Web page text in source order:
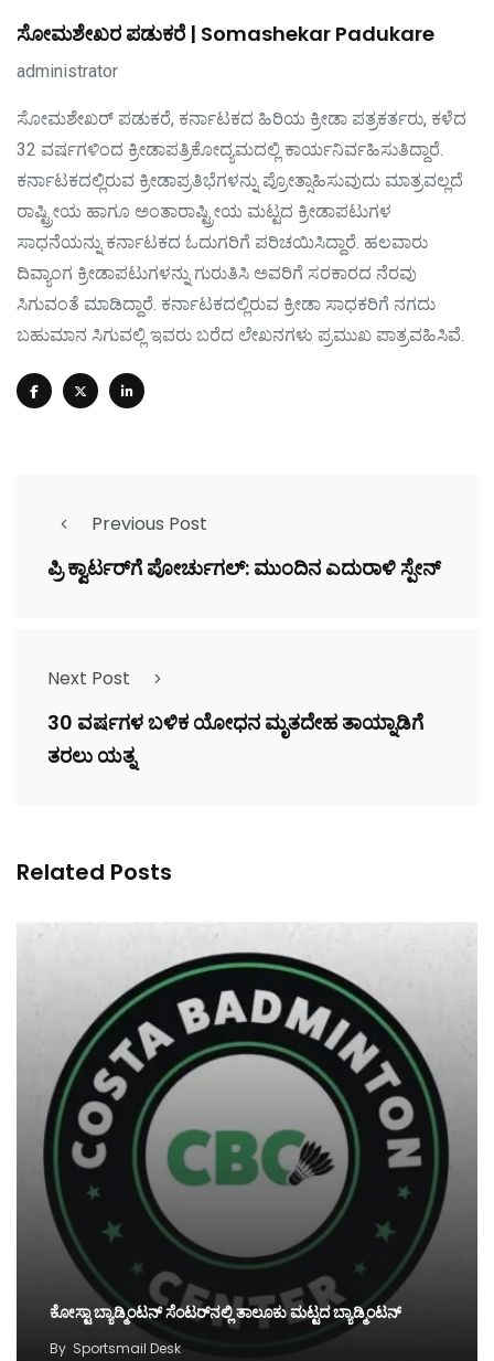
ಸೋಮಶೇಖರ ಪಡುಕರೆ | Somashekar Padukare
administrator
ಸೋಮಶೇಖರ್‌ ಪಡುಕರೆ, ಕರ್ನಾಟಕದ ಹಿರಿಯ ಕ್ರೀಡಾ ಪತ್ರಕರ್ತರು, ಕಳೆದ
32 ವರ್ಷಗಳಿಂದ ಕ್ರೀಡಾಪತ್ರಿಕೋದ್ಯಮದಲ್ಲಿ ಕಾರ್ಯನಿರ್ವಹಿಸುತಿದ್ದಾರೆ.
ಕರ್ನಾಟಕದಲ್ಲಿರುವ ಕ್ರೀಡಾಪ್ರತಿಭೆಗಳನ್ನು ಪ್ರೋತ್ಸಾಹಿಸುವುದು ಮಾತ್ರವಲ್ಲದೆ
ರಾಷ್ಟ್ರೀಯ ಹಾಗೂ ಅಂತಾರಾಷ್ಟ್ರೀಯ ಮಟ್ಟದ ಕ್ರೀಡಾಪಟುಗಳ
ಸಾಧನೆಯನ್ನು ಕರ್ನಾಟಕದ ಓದುಗರಿಗೆ ಪರಿಚಯಿಸಿದ್ದಾರೆ. ಹಲವಾರು
ದಿವ್ಯಾಂಗ ಕ್ರೀಡಾಪಟುಗಳನ್ನು ಗುರುತಿಸಿ ಅವರಿಗೆ ಸರಕಾರದ ನೆರವು
ಸಿಗುವಂತೆ ಮಾಡಿದ್ದಾರೆ. ಕರ್ನಾಟಕದಲ್ಲಿರುವ ಕ್ರೀಡಾ ಸಾಧಕರಿಗೆ ನಗದು
ಬಹುಮಾನ ಸಿಗುವಲ್ಲಿ ಇವರು ಬರೆದ ಲೇಖನಗಳು ಪ್ರಮುಖ ಪಾತ್ರವಹಿಸಿವೆ.
Previous Post
ಪ್ರಿ ಕ್ವಾರ್ಟರ್‌ಗೆ ಪೋರ್ಚುಗಲ್‌: ಮುಂದಿನ ಎದುರಾಳಿ ಸ್ಪೇನ್‌
Next Post
30 ವರ್ಷಗಳ ಬಳಿಕ ಯೋಧನ ಮೃತದೇಹ ತಾಯ್ನಾಡಿಗೆ
ತರಲು ಯತ್ನ
Related Posts
ಕೋಸ್ಟಾ ಬ್ಯಾಡ್ಮಿಂಟನ್‌ ಸೆಂಟರ್‌ನಲ್ಲಿ ತಾಲೂಕು ಮಟ್ಟದ ಬ್ಯಾಡ್ಮಿಂಟನ್‌
By Sportsmail Desk